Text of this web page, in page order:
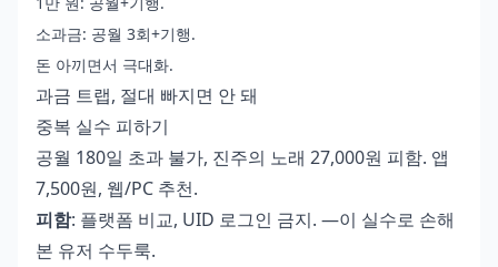
소과금: 공월 3회+기행.
돈 아끼면서 극대화.
과금 트랩, 절대 빠지면 안 돼
중복 실수 피하기
공월 180일 초과 불가, 진주의 노래 27,000원 피함. 앱
7,500원, 웹/PC 추천.
피함: 플랫폼 비교, UID 로그인 금지. —이 실수로 손해
본 유저 수두룩.